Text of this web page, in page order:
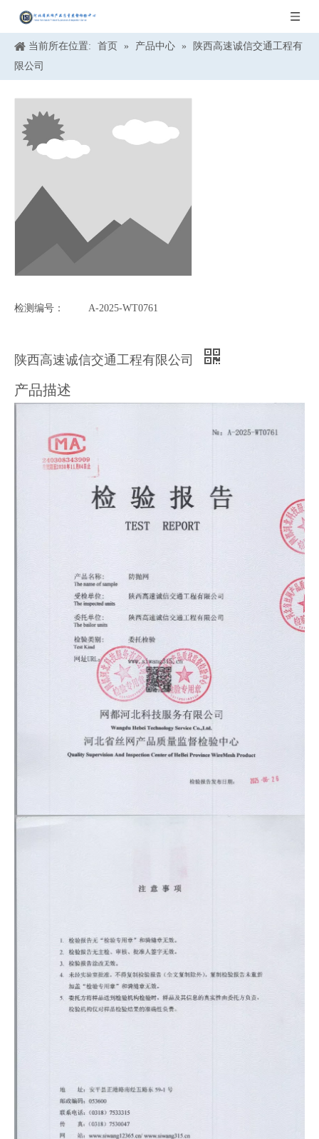
当前所在位置: 首页 » 产品中心 »
陕西高速诚信交通工程有
限公司
检测编号： A-2025-WT0761
陕西高速诚信交通工程有限公司
产品描述